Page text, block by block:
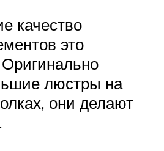
качество
это
люстры на
они делают